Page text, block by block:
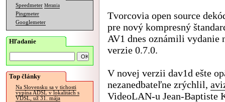
Speedmeter Merania
Pingmeter
Googlemeter
Hľadanie
Top články
Na Slovensku sa v tichosti
vypína ADSL v lokalitách s
VDSL, už 31. mája
Tvorcovia open source
pre nový kompresný
AV1 dnes oznámili vydanie
verzie 0.7.0.
V novej verzii dav1d ešte
nezanedbateľne zrýchlil,
VideoLAN-u Jean-Baptiste